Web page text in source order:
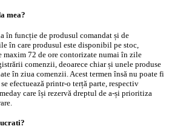
mea?
în funcție de produsul comandat și de
în care produsul este disponibil pe stoc,
maxim 72 de ore contorizate numai în zile
comenzii, deoarece chiar și unele produse
în ziua comenzii. Acest termen însă nu poate fi
efectuează printr-o terță parte, respectiv
care își rezervă dreptul de a-și prioritiza